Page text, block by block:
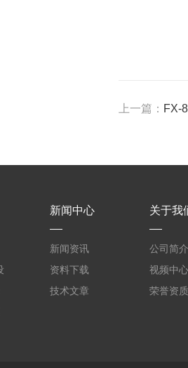
上一篇： FX-
新闻中心
新闻资讯
资料下载
技术文章
关于我
公司简介
视频中心
荣誉资质